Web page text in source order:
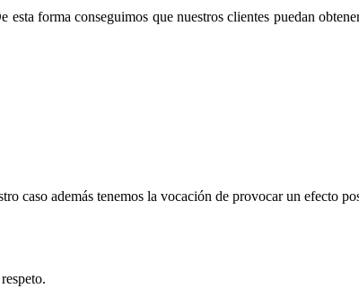
forma conseguimos que nuestros clientes puedan
caso además tenemos la vocación de provocar un efecto